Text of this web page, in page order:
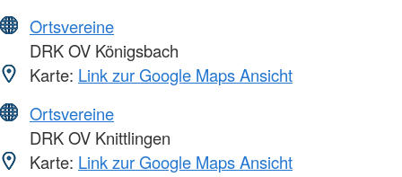
Ortsvereine
DRK OV Königsbach
Karte: Link zur Google Maps Ansicht
Ortsvereine
DRK OV Knittlingen
Karte: Link zur Google Maps Ansicht